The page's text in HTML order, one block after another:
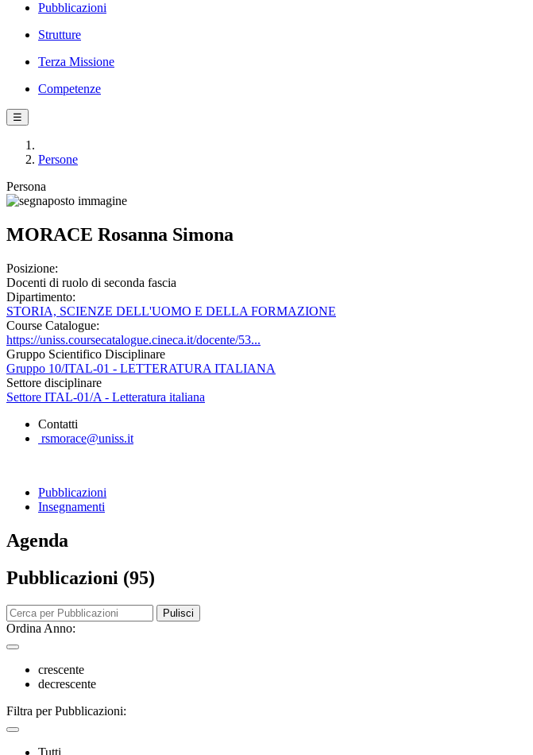
Pubblicazioni
Strutture
Terza Missione
Competenze
☰
Persone
Persona
MORACE Rosanna Simona
Posizione:
Docenti di ruolo di seconda fascia
Dipartimento:
STORIA, SCIENZE DELL'UOMO E DELLA FORMAZIONE
Course Catalogue:
https://uniss.coursecatalogue.cineca.it/docente/53...
Gruppo Scientifico Disciplinare
Gruppo 10/ITAL-01 - LETTERATURA ITALIANA
Settore disciplinare
Settore ITAL-01/A - Letteratura italiana
Contatti
rsmorace@uniss.it
Pubblicazioni
Insegnamenti
Agenda
Pubblicazioni (95)
Pulisci
Ordina Anno:
crescente
decrescente
Filtra per Pubblicazioni:
Tutti